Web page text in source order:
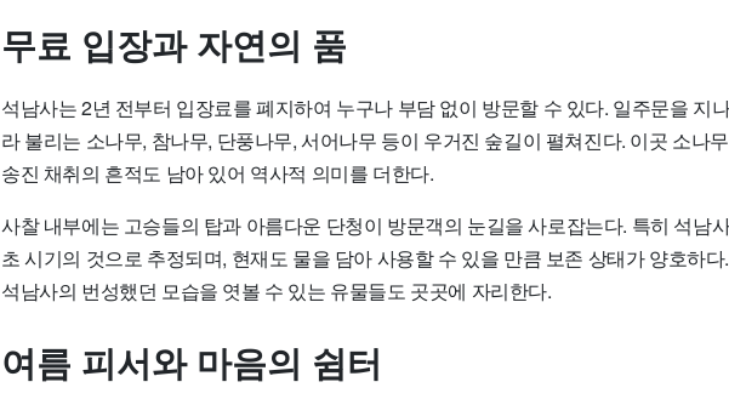
무료 입장과 자연의 품
석남사는 2년 전부터 입장료를 폐지하여 누구나 부담 없이 방문할 수 있다. 일주문을 지
라 불리는 소나무, 참나무, 단풍나무, 서어나무 등이 우거진 숲길이 펼쳐진다. 이곳 소나
송진 채취의 흔적도 남아 있어 역사적 의미를 더한다.
사찰 내부에는 고승들의 탑과 아름다운 단청이 방문객의 눈길을 사로잡는다. 특히 석남
초 시기의 것으로 추정되며, 현재도 물을 담아 사용할 수 있을 만큼 보존 상태가 양호하다
석남사의 번성했던 모습을 엿볼 수 있는 유물들도 곳곳에 자리한다.
여름 피서와 마음의 쉼터